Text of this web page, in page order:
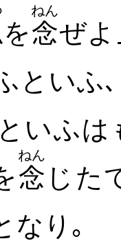
を念
ねん
ぜ
といふ
いふ
念
ねん
じ​た
なり｡